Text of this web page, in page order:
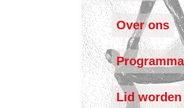
Over ons
Programma
Lid worden